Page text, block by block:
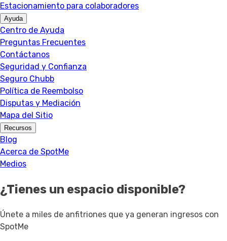
Estacionamiento para colaboradores
Ayuda
Centro de Ayuda
Preguntas Frecuentes
Contáctanos
Seguridad y Confianza
Seguro Chubb
Política de Reembolso
Disputas y Mediación
Mapa del Sitio
Recursos
Blog
Acerca de SpotMe
Medios
¿Tienes un espacio disponible?
Únete a miles de anfitriones que ya generan ingresos con
SpotMe